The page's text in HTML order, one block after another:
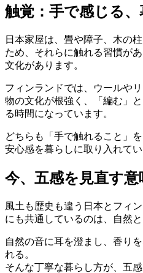
触覚：手で感じる
日本家屋は、畳や障子、木の
ため、それらに触れる習慣が
文化があります。
フィンランドでは、ウールや
物の文化が根強く、「編む」
る時間になっています。
どちらも「手で触れること」
安心感を暮らしに取り入れてい
今、五感を見直す意
風土も歴史も違う日本とフィ
にも共通しているのは、自然と
自然の音に耳を澄まし、香り
れる。
そんな丁寧な暮らし方が、五